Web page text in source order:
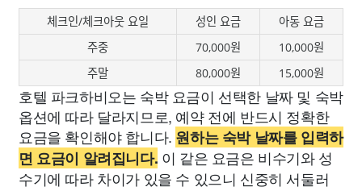
체크인/체크아웃 요일 성인 요금
아동 요금
주중
70,000원
10,000원
주말
80,000원 15,000원
호텔 파크하비오는 숙박 요금이 선택한 날짜 및 숙박
옵션에 따라 달라지므로, 예약 전에 반드시 정확한
요금을 확인해야 합니다. 원하는 숙박 날짜를 입력하
면 요금이 알려집니다. 이 같은 요금은 비수기와 성
수기에 따라 차이가 있을 수 있으니 신중히 서둘러